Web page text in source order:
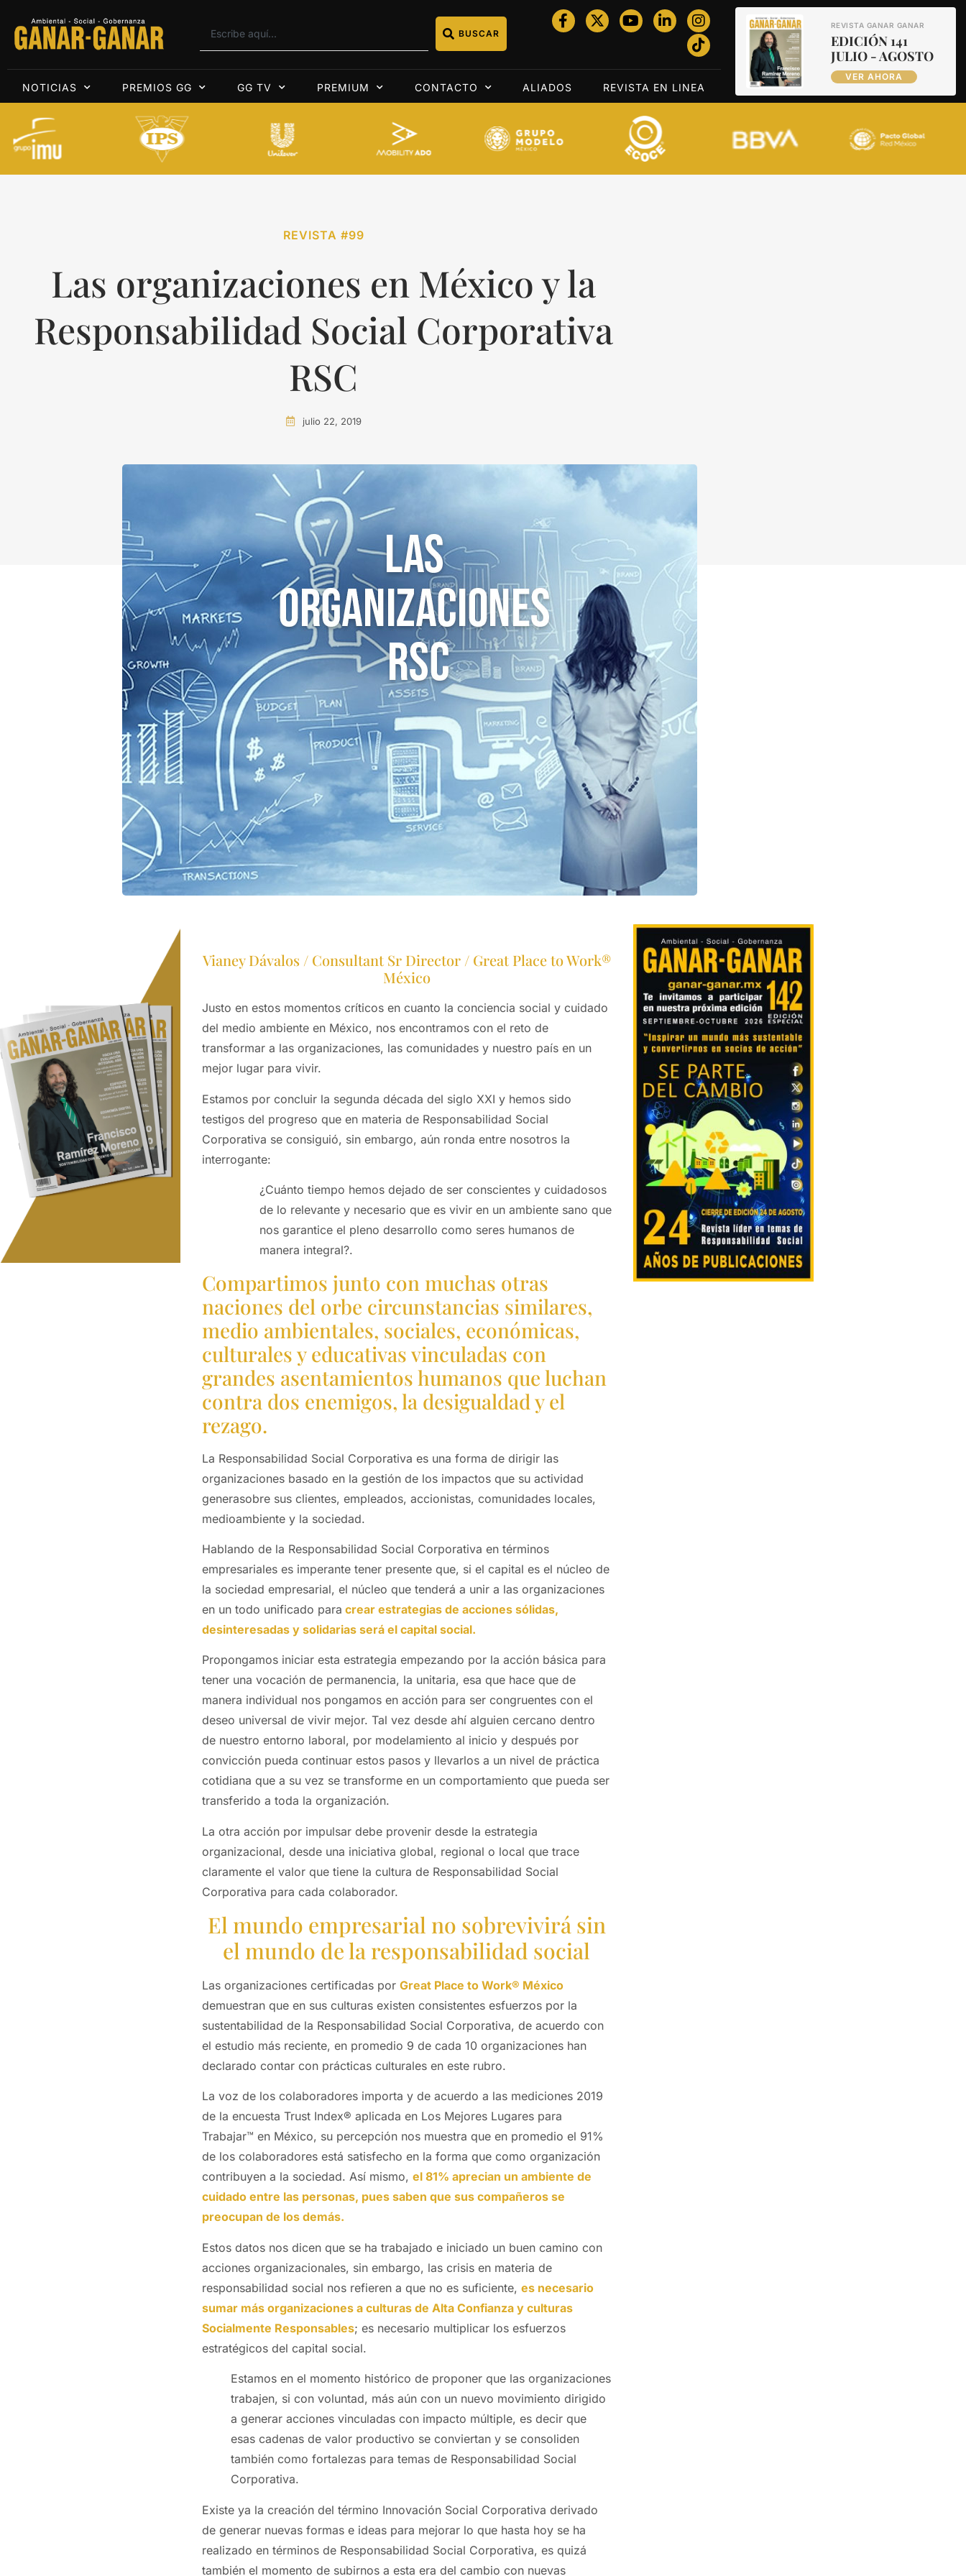
BUSCAR
NOTICIAS PREMIOS GG GG TV PREMIUM CONTACTO ALIADOS REVISTA EN LINEA
REVISTA GANAR GANAR
EDICIÓN 141
JULIO - AGOSTO
VER AHORA
REVISTA #99
Las organizaciones en México y la
Responsabilidad Social Corporativa
RSC
julio 22, 2019
Vianey Dávalos / Consultant Sr Director / Great Place to Work®
México
Justo en estos momentos críticos en cuanto la conciencia social y cuidado
del medio ambiente en México, nos encontramos con el reto de
transformar a las organizaciones, las comunidades y nuestro país en un
mejor lugar para vivir.
Estamos por concluir la segunda década del siglo XXI y hemos sido
testigos del progreso que en materia de Responsabilidad Social
Corporativa se consiguió, sin embargo, aún ronda entre nosotros la
interrogante:
¿Cuánto tiempo hemos dejado de ser conscientes y cuidadosos
de lo relevante y necesario que es vivir en un ambiente sano que
nos garantice el pleno desarrollo como seres humanos de
manera integral?.
Compartimos junto con muchas otras
naciones del orbe circunstancias similares,
medio ambientales, sociales, económicas,
culturales y educativas vinculadas con
grandes asentamientos humanos que luchan
contra dos enemigos, la desigualdad y el
rezago.
La Responsabilidad Social Corporativa es una forma de dirigir las
organizaciones basado en la gestión de los impactos que su actividad
generasobre sus clientes, empleados, accionistas, comunidades locales,
medioambiente y la sociedad.
Hablando de la Responsabilidad Social Corporativa en términos
empresariales es imperante tener presente que, si el capital es el núcleo de
la sociedad empresarial, el núcleo que tenderá a unir a las organizaciones
en un todo unificado para crear estrategias de acciones sólidas,
desinteresadas y solidarias será el capital social.
Propongamos iniciar esta estrategia empezando por la acción básica para
tener una vocación de permanencia, la unitaria, esa que hace que de
manera individual nos pongamos en acción para ser congruentes con el
deseo universal de vivir mejor. Tal vez desde ahí alguien cercano dentro
de nuestro entorno laboral, por modelamiento al inicio y después por
convicción pueda continuar estos pasos y llevarlos a un nivel de práctica
cotidiana que a su vez se transforme en un comportamiento que pueda ser
transferido a toda la organización.
La otra acción por impulsar debe provenir desde la estrategia
organizacional, desde una iniciativa global, regional o local que trace
claramente el valor que tiene la cultura de Responsabilidad Social
Corporativa para cada colaborador.
El mundo empresarial no sobrevivirá sin
el mundo de la responsabilidad social
Las organizaciones certificadas por Great Place to Work® México
demuestran que en sus culturas existen consistentes esfuerzos por la
sustentabilidad de la Responsabilidad Social Corporativa, de acuerdo con
el estudio más reciente, en promedio 9 de cada 10 organizaciones han
declarado contar con prácticas culturales en este rubro.
La voz de los colaboradores importa y de acuerdo a las mediciones 2019
de la encuesta Trust Index® aplicada en Los Mejores Lugares para
Trabajar™ en México, su percepción nos muestra que en promedio el 91%
de los colaboradores está satisfecho en la forma que como organización
contribuyen a la sociedad. Así mismo, el 81% aprecian un ambiente de
cuidado entre las personas, pues saben que sus compañeros se
preocupan de los demás.
Estos datos nos dicen que se ha trabajado e iniciado un buen camino con
acciones organizacionales, sin embargo, las crisis en materia de
responsabilidad social nos refieren a que no es suficiente, es necesario
sumar más organizaciones a culturas de Alta Confianza y culturas
Socialmente Responsables; es necesario multiplicar los esfuerzos
estratégicos del capital social.
Estamos en el momento histórico de proponer que las organizaciones
trabajen, si con voluntad, más aún con un nuevo movimiento dirigido
a generar acciones vinculadas con impacto múltiple, es decir que
esas cadenas de valor productivo se conviertan y se consoliden
también como fortalezas para temas de Responsabilidad Social
Corporativa.
Existe ya la creación del término Innovación Social Corporativa derivado
de generar nuevas formas e ideas para mejorar lo que hasta hoy se ha
realizado en términos de Responsabilidad Social Corporativa, es quizá
también el momento de subirnos a esta era del cambio con nuevas